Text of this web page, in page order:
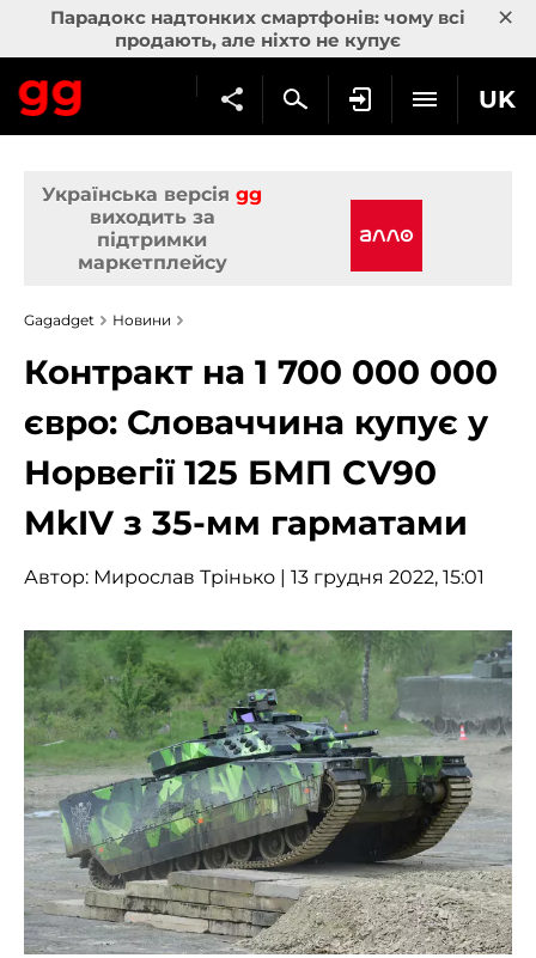
Парадокс надтонких смартфонів: чому всі
продають, але ніхто не купує
×
UK
Українська версія gg
виходить за
підтримки
маркетплейсу
Gagadget Новини
Контракт на 1 700 000 000
євро: Словаччина купує у
Норвегії 125 БМП CV90
MkIV з 35-мм гарматами
Автор: Мирослав Трінько | 13 грудня 2022, 15:01